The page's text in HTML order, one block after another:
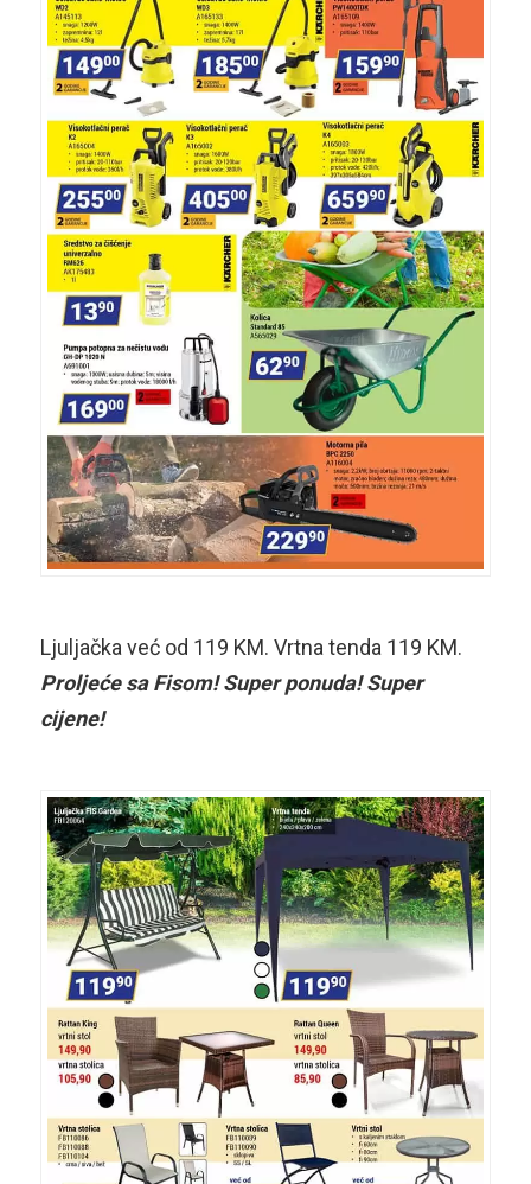
Ljuljačka već od 119 KM. Vrtna tenda 119 KM.
Proljeće sa Fisom! Super ponuda! Super
cijene!